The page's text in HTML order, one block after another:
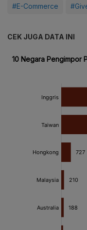
#E-Commerce
CEK JUGA DATA INI